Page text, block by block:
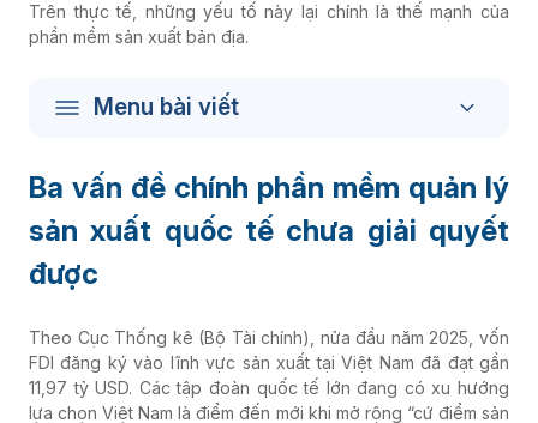
Trên thực tế, những yếu tố này lại chính là thế mạnh của
phần mềm sản xuất bản địa.
Menu bài viết
Ba vấn đề chính phần mềm quản lý
sản xuất quốc tế chưa giải quyết
được
Theo Cục Thống kê (Bộ Tài chính), nửa đầu năm 2025, vốn
FDI đăng ký vào lĩnh vực sản xuất tại Việt Nam đã đạt gần
11,97 tỷ USD. Các tập đoàn quốc tế lớn đang có xu hướng
lựa chọn Việt Nam là điểm đến mới khi mở rộng “cứ điểm sản